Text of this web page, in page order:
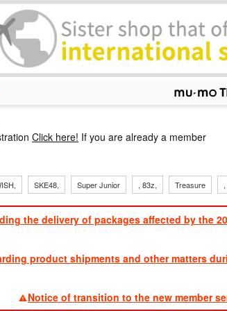
Click here! If you are already a member
SKE48, Super Junior , 83z, Treasure
the delivery of packages affected by the
product shipments and other matters
Notice of transition to the new member